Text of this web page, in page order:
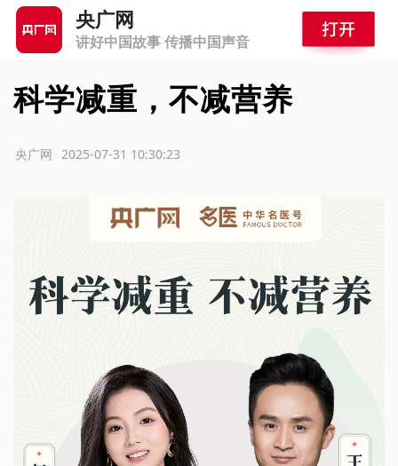
央广网
讲好中国故事 传播中国声音
科学减重，不减营养
2025-07-31 10:30:23
央广网